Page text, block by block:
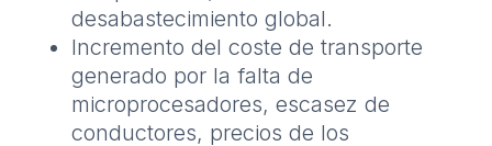
desabastecimiento global.
Incremento del coste de transporte
generado por la falta de
microprocesadores, escasez de
conductores, precios de los